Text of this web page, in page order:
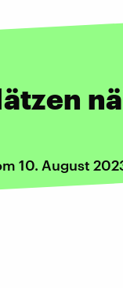
10. August